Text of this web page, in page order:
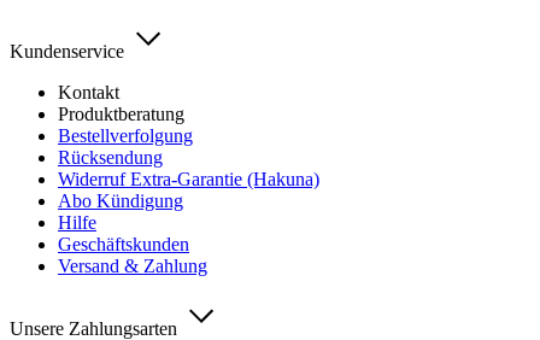
Kundenservice
Kontakt
Produktberatung
Bestellverfolgung
Rücksendung
Widerruf Extra-Garantie (Hakuna)
Abo Kündigung
Hilfe
Geschäftskunden
Versand & Zahlung
Unsere Zahlungsarten